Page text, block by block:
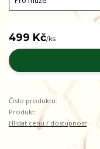
499 Kč/ks
Číslo produktu:
Produkt:
Hlídat cenu / dostupnost